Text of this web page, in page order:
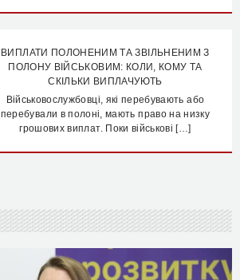
ВИПЛАТИ ПОЛОНЕНИМ ТА ЗВІЛЬНЕНИМ З
ПОЛОНУ ВІЙСЬКОВИМ: КОЛИ, КОМУ ТА
СКІЛЬКИ ВИПЛАЧУЮТЬ
Військовослужбовці, які перебувають або
перебували в полоні, мають право на низку
грошових виплат. Поки військові […]